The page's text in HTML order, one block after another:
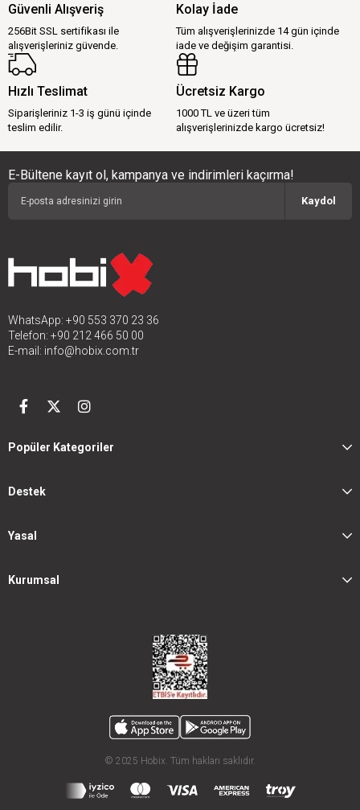
Güvenli Alışveriş
256Bit SSL sertifikası ile
alışverişleriniz güvende.
Kolay İade
Tüm alışverişlerinizde 14 gün içinde
iade ve değişim garantisi.
Hızlı Teslimat
Siparişleriniz 1-3 iş günü içinde
teslim edilir.
Ücretsiz Kargo
1000 TL ve üzeri tüm
alışverişlerinizde kargo ücretsiz!
E-Bültene kayıt ol, kampanya ve indirimleri kaçırma!
Kaydol
WhatsApp: +90 553 370 23 36
Telefon: +90 212 466 50 00
E-mail: info@hobix.com.tr
Popüler Kategoriler
Destek
Yasal
Kurumsal
© 2025 Hobix. Tüm hakları saklıdır.